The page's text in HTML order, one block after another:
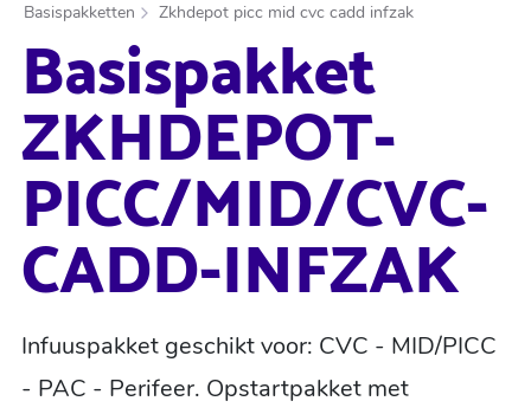
Basispakketten Zkhdepot picc mid cvc cadd infzak
Basispakket
ZKHDEPOT-
PICC/MID/CVC-
CADD-INFZAK
Infuuspakket geschikt voor: CVC - MID/PICC
- PAC - Perifeer. Opstartpakket met